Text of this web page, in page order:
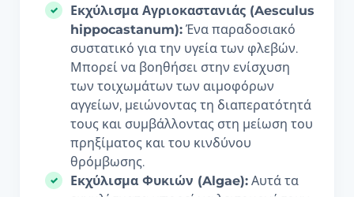
Εκχύλισμα Αγριοκαστανιάς (Aesculus
hippocastanum): Ένα παραδοσιακό
συστατικό για την υγεία των φλεβών.
Μπορεί να βοηθήσει στην ενίσχυση
των τοιχωμάτων των αιμοφόρων
αγγείων, μειώνοντας τη διαπερατότητά
τους και συμβάλλοντας στη μείωση του
πρηξίματος και του κινδύνου
θρόμβωσης.
Εκχύλισμα Φυκιών (Algae): Αυτά τα